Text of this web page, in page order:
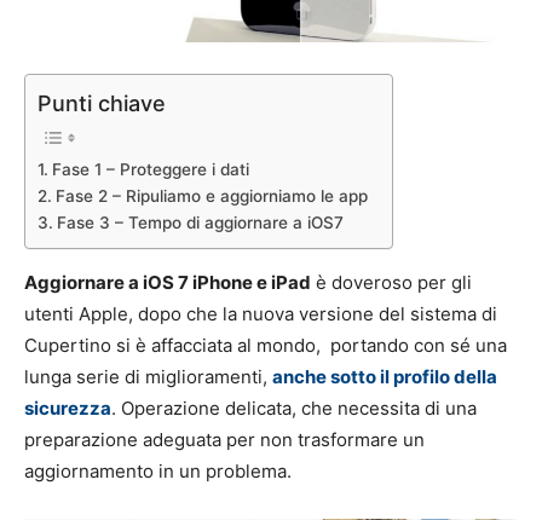
Punti chiave
Fase 1 – Proteggere i dati
Fase 2 – Ripuliamo e aggiorniamo le app
Fase 3 – Tempo di aggiornare a iOS7
Aggiornare a iOS 7 iPhone e iPad è doveroso per gli
utenti Apple, dopo che la nuova versione del sistema di
Cupertino si è affacciata al mondo, portando con sé una
lunga serie di miglioramenti, anche sotto il profilo della
sicurezza. Operazione delicata, che necessita di una
preparazione adeguata per non trasformare un
aggiornamento in un problema.